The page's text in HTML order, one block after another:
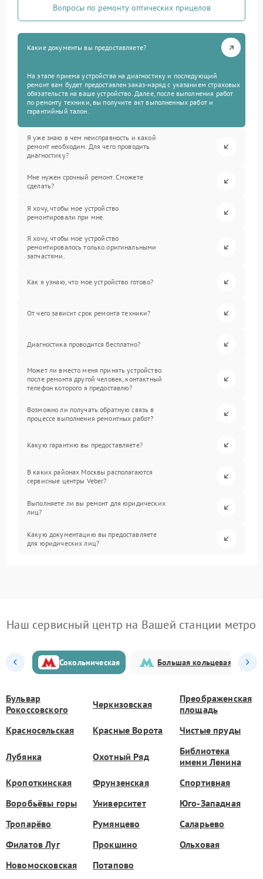
Вопросы по ремонту оптических прицелов
Какие документы вы предоставляете?
На этапе приема устройства на диагностику и последующий
ремонт вам будет предоставлен заказ-наряд с указанием страховых
обязательств на ваше устройство. Далее, после выполнения работ
по ремонту техники, вы получите акт выполненных работ и
гарантийный талон.
Я уже знаю в чем неисправность и какой
ремонт необходим. Для чего проводить
диагностику?
Мне нужен срочный ремонт. Сможете
сделать?
Я хочу, чтобы мое устройство
ремонтировали при мне.
Я хочу, чтобы мое устройство
ремонтировалось только оригинальными
запчастями.
Как я узнаю, что мое устройство готово?
От чего зависит срок ремонта техники?
Диагностика проводится бесплатно?
Может ли вместо меня принять устройство
после ремонта другой человек, контактный
телефон которого я предоставлю?
Возможно ли получать обратную связь в
процессе выполнения ремонтных работ?
Какую гарантию вы предоставляете?
В каких районах Москвы располагаются
сервисные центры Veber?
Выполняете ли вы ремонт для юридических
лиц?
Какую документацию вы предоставляете
для юридических лиц?
Наш сервисный центр на Вашей станции метро
Сокольническая Большая кольцевая
Бульвар
Рокоссовского
Черкизовская
Преображенская
площадь
Красносельская
Красные Ворота Чистые пруды
Лубянка Охотный Ряд
Библиотека
имени Ленина
Кропоткинская
Фрунзенская
Спортивная
Воробьёвы горы
Университет
Юго-Западная
Тропарёво
Румянцево
Саларьево
Филатов Луг
Прокшино
Ольховая
Новомосковская
Потапово